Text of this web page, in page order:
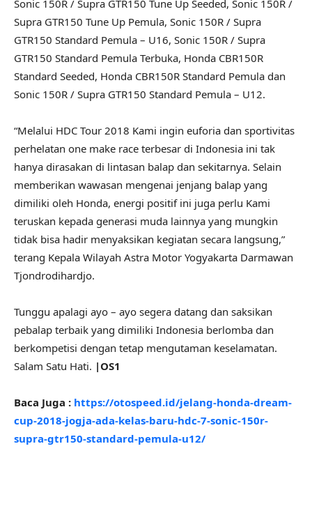
Sonic 150R / Supra GTR150 Tune Up Seeded, Sonic 150R /
Supra GTR150 Tune Up Pemula, Sonic 150R / Supra
GTR150 Standard Pemula – U16, Sonic 150R / Supra
GTR150 Standard Pemula Terbuka, Honda CBR150R
Standard Seeded, Honda CBR150R Standard Pemula dan
Sonic 150R / Supra GTR150 Standard Pemula – U12.
“Melalui HDC Tour 2018 Kami ingin euforia dan sportivitas
perhelatan one make race terbesar di Indonesia ini tak
hanya dirasakan di lintasan balap dan sekitarnya. Selain
memberikan wawasan mengenai jenjang balap yang
dimiliki oleh Honda, energi positif ini juga perlu Kami
teruskan kepada generasi muda lainnya yang mungkin
tidak bisa hadir menyaksikan kegiatan secara langsung,”
terang Kepala Wilayah Astra Motor Yogyakarta Darmawan
Tjondrodihardjo.
Tunggu apalagi ayo – ayo segera datang dan saksikan
pebalap terbaik yang dimiliki Indonesia berlomba dan
berkompetisi dengan tetap mengutaman keselamatan.
Salam Satu Hati. |OS1
Baca Juga : https://otospeed.id/jelang-honda-dream-
cup-2018-jogja-ada-kelas-baru-hdc-7-sonic-150r-
supra-gtr150-standard-pemula-u12/